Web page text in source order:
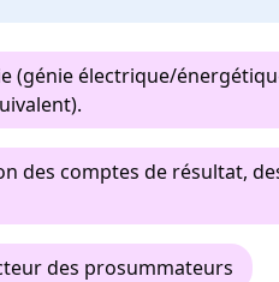
(génie électrique/
des comptes de résultat,
des prosummateurs